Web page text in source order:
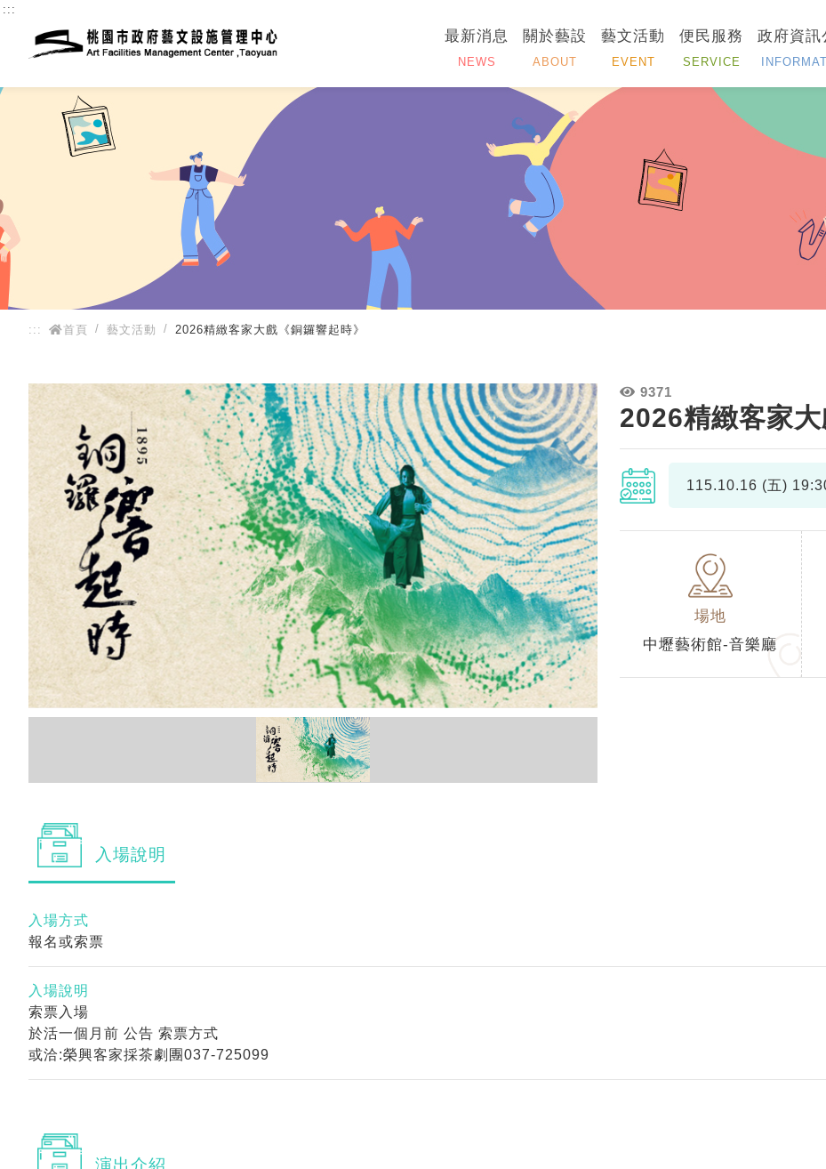
:::
最新消息
NEWS
關於藝設
ABOUT
藝文活動
EVENT
便民服務
SERVICE
政府資訊
::: 首頁 藝文活動 2026精緻客家大戲《銅鑼響起時》
9371
2026精緻客家大
115.10.16 (五)
場地
中壢藝術館-音樂廳
入場說明
入場方式
報名或索票
入場說明
索票入場
於活一個月前 公告 索票方式
或洽:榮興客家採茶劇團037-725099
演出介紹